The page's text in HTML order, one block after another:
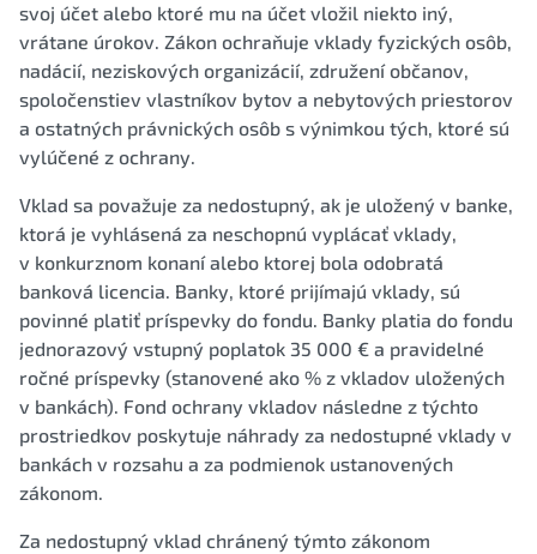
svoj účet alebo ktoré mu na účet vložil niekto iný,
vrátane úrokov. Zákon ochraňuje vklady fyzických osôb,
nadácií, neziskových organizácií, združení občanov,
spoločenstiev vlastníkov bytov a nebytových priestorov
a ostatných právnických osôb s výnimkou tých, ktoré sú
vylúčené z ochrany.
Vklad sa považuje za nedostupný, ak je uložený v banke,
ktorá je vyhlásená za neschopnú vyplácať vklady,
v konkurznom konaní alebo ktorej bola odobratá
banková licencia. Banky, ktoré prijímajú vklady, sú
povinné platiť príspevky do fondu. Banky platia do fondu
jednorazový vstupný poplatok 35 000 € a pravidelné
ročné príspevky (stanovené ako % z vkladov uložených
v bankách). Fond ochrany vkladov následne z týchto
prostriedkov poskytuje náhrady za nedostupné vklady v
bankách v rozsahu a za podmienok ustanovených
zákonom.
Za nedostupný vklad chránený týmto zákonom